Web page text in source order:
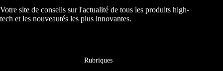
Votre site de conseils sur l'actualité de tous les produits high-
tech et les nouveautés les plus innovantes.
Rubriques